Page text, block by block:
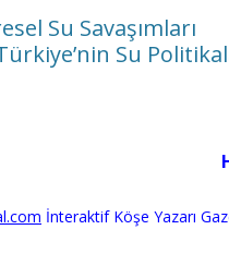
Su Savaşımları
Su
İnteraktif Köşe Yazarı